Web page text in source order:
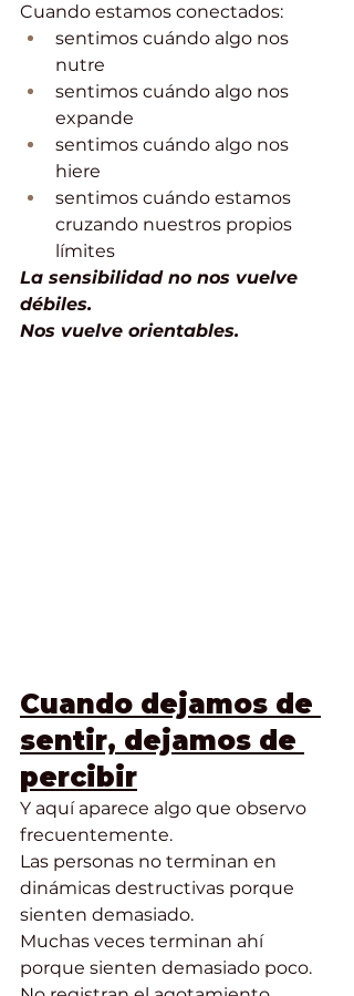
Cuando estamos conectados:
sentimos cuándo algo nos
nutre
sentimos cuándo algo nos
expande
sentimos cuándo algo nos
hiere
sentimos cuándo estamos
cruzando nuestros propios
límites
La sensibilidad no nos vuelve
débiles.
Nos vuelve orientables.
Cuando dejamos de
sentir, dejamos de
percibir
Y aquí aparece algo que observo
frecuentemente.
Las personas no terminan en
dinámicas destructivas porque
sienten demasiado.
Muchas veces terminan ahí
porque sienten demasiado poco.